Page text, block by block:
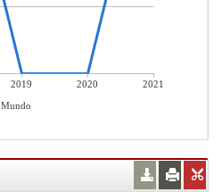
2019 2020
2021
Mundo